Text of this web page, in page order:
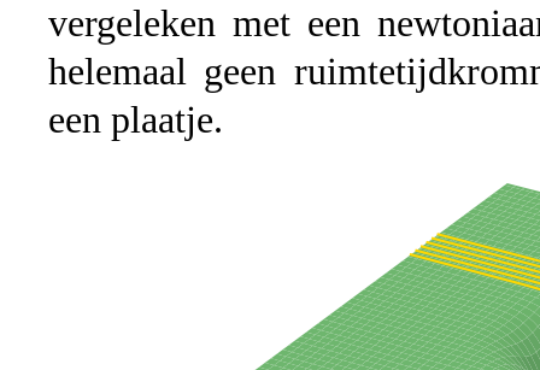
vergeleken met een
helemaal geen
een plaatje.